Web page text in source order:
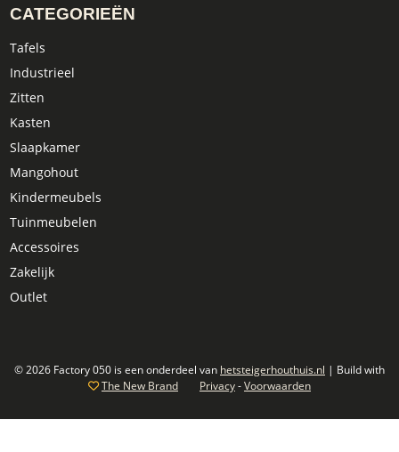
CATEGORIEËN
Tafels
Industrieel
Zitten
Kasten
Slaapkamer
Mangohout
Kindermeubels
Tuinmeubelen
Accessoires
Zakelijk
Outlet
© 2026 Factory 050 is een onderdeel van hetsteigerhouthuis.nl | Build with
The New Brand
Privacy-Voorwaarden